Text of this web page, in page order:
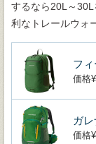
するなら20L～
利なトレールウォ
フ
価格
ガ
価格